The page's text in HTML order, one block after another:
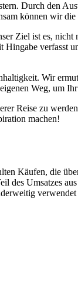
Durch den
können wir
Ziel ist es, nicht
verfasst
Wir
Weg, um
Reise zu
machen!
Käufen, die
Umsatzes